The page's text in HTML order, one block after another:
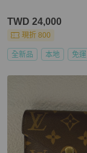
TWD 24,000
現折 800
全新品 本地 免運